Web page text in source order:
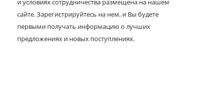
и условиях сотрудничества размещена на нашем
сайте. Зарегистрируйтесь на нем, и Вы будете
первыми получать информацию о лучших
предложениях и новых поступлениях.